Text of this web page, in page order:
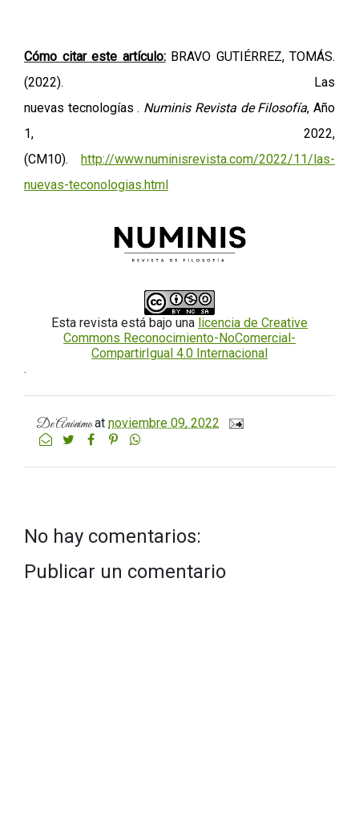
Cómo citar este artículo:BRAVO GUTIÉRREZ, TOMÁS.
(2022). Las
nuevas tecnologías . Numinis Revista de Filosofía, Año
1, 2022,
(CM10). http://www.numinisrevista.com/2022/11/las-
nuevas-teconologias.html
Esta revista está bajo una licencia de Creative
Commons Reconocimiento-NoComercial-
CompartirIgual 4.0 Internacional
.
DeAnónimoat noviembre 09, 2022
No hay comentarios:
Publicar un comentario